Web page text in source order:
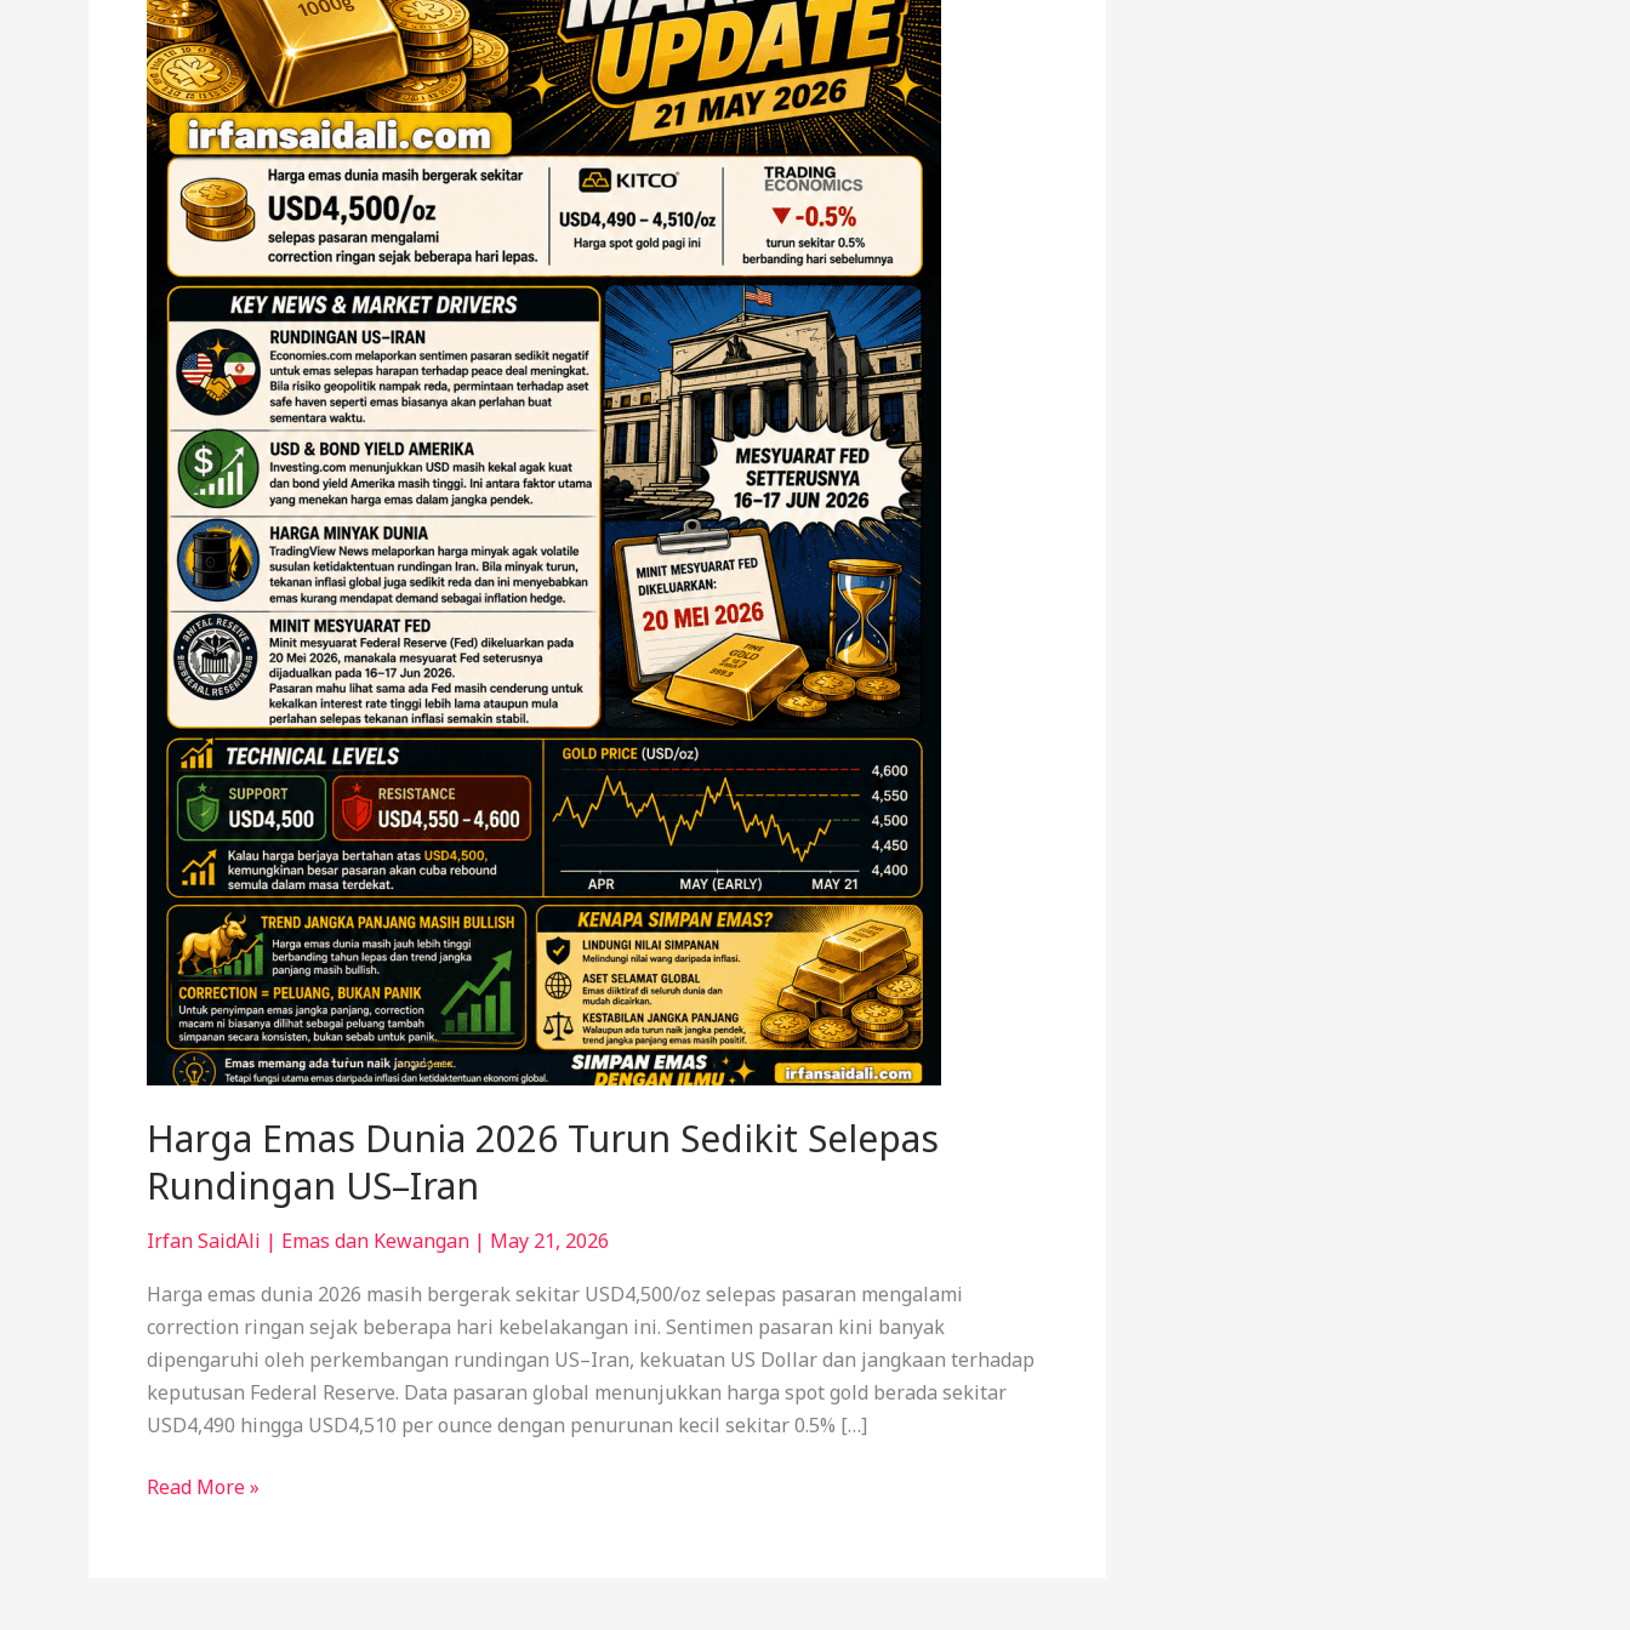
Harga Emas Dunia 2026 Turun Sedikit Selepas
Rundingan US–Iran
Irfan SaidAli | Emas dan Kewangan | May 21, 2026
Harga emas dunia 2026 masih bergerak sekitar USD4,500/oz selepas pasaran mengalami
correction ringan sejak beberapa hari kebelakangan ini. Sentimen pasaran kini banyak
dipengaruhi oleh perkembangan rundingan US–Iran, kekuatan US Dollar dan jangkaan terhadap
keputusan Federal Reserve. Data pasaran global menunjukkan harga spot gold berada sekitar
USD4,490 hingga USD4,510 per ounce dengan penurunan kecil sekitar 0.5% […]
Sedikit
Selepas
Rundingan
US–
Iran
Read More »